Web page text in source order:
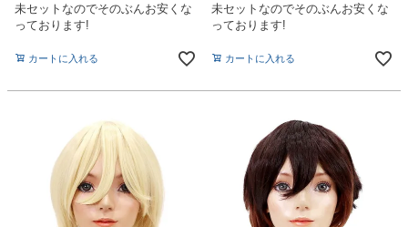
未セットなのでそのぶんお安くな
っております!
カートに入れる
未セットなのでそのぶんお安くな
っております!
カートに入れる